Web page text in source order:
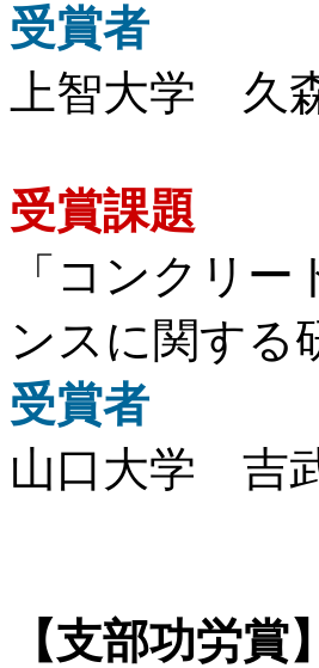
受賞者
上智大学 久
受賞課題
「コンクリ
ンスに関する
受賞者
山口大学 吉
【支部功労賞】